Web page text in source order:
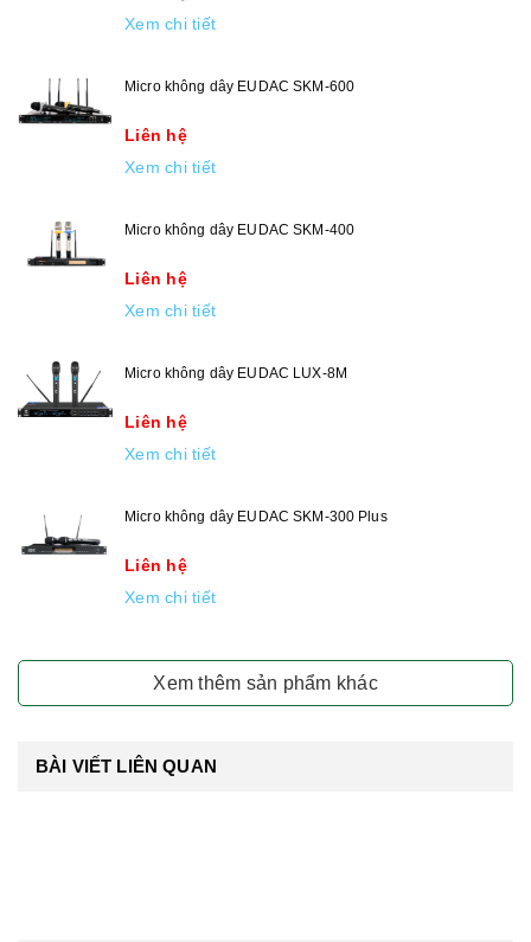
Xem chi tiết
Micro không dây EUDAC SKM-600
Liên hệ
Xem chi tiết
Micro không dây EUDAC SKM-400
Liên hệ
Xem chi tiết
Micro không dây EUDAC LUX-8M
Liên hệ
Xem chi tiết
Micro không dây EUDAC SKM-300 Plus
Liên hệ
Xem chi tiết
Xem thêm sản phẩm khác
BÀI VIẾT LIÊN QUAN